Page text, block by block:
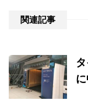
関連記事